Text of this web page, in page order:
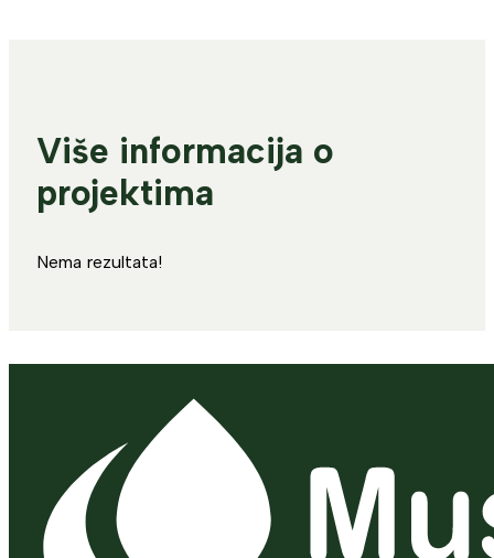
Više informacija o
projektima
Nema rezultata!